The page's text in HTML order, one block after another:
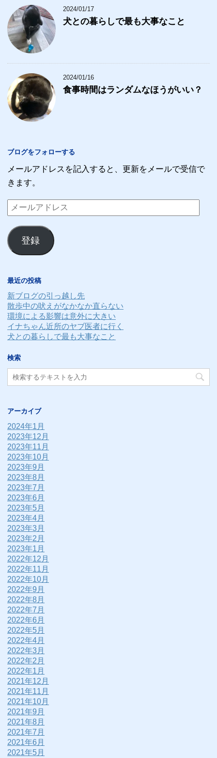
2024/01/17
犬との暮らしで最も大事なこと
2024/01/16
食事時間はランダムなほうがいい？
ブログをフォローする
メールアドレスを記入すると、更新をメールで受信で
きます。
メ
ー
ル
ア
ス
登録
最近の投稿
新ブログの引っ越し先
散歩中の吠えがなかなか直らない
環境による影響は意外に大きい
イナちゃん近所のヤブ医者に行く
犬との暮らしで最も大事なこと
検索
アーカイブ
2024年1月
2023年12月
2023年11月
2023年10月
2023年9月
2023年8月
2023年7月
2023年6月
2023年5月
2023年4月
2023年3月
2023年2月
2023年1月
2022年12月
2022年11月
2022年10月
2022年9月
2022年8月
2022年7月
2022年6月
2022年5月
2022年4月
2022年3月
2022年2月
2022年1月
2021年12月
2021年11月
2021年10月
2021年9月
2021年8月
2021年7月
2021年6月
2021年5月